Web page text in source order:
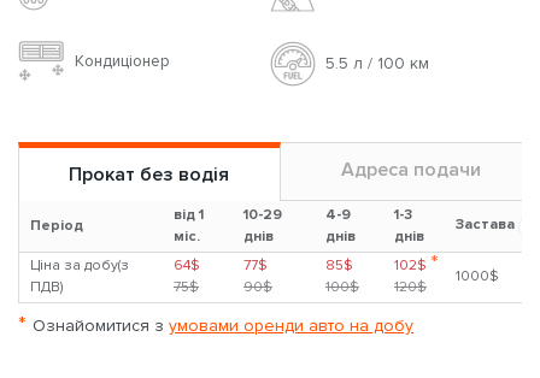
Кондиціонер 5.5 л / 100 км
Прокат без водія Адреса подачи
Період
від 1
міс.
10-29
днів
4-9
днів
1-3
днів
Застава
Ціна за добу(з
ПДВ)
64$
75$
77$
90$
85$
100$
102$ *
120$
1000$
* Ознайомитися з умовами оренди авто на добу